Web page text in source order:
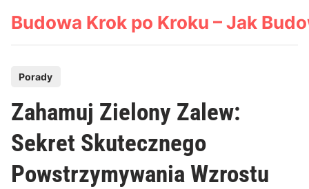
Budowa Krok po Kroku – Jak
s
t
e
d
Porady
Zahamuj Zielony Zalew:
Sekret Skutecznego
Powstrzymywania Wzrostu